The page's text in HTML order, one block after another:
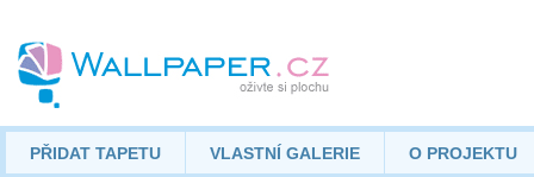
PŘIDAT TAPETU VLASTNÍ GALERIE O PROJEKTU